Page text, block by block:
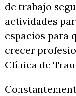
de trabajo
actividades
espacios para
crecer
Clínica de